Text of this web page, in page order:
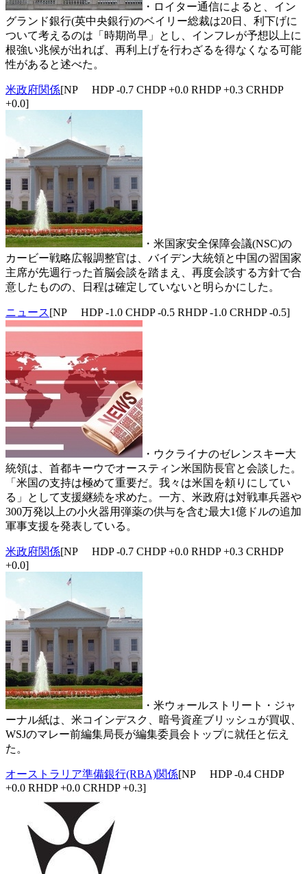
・ロイター通信によると、イン
グランド銀行(英中央銀行)のベイリー総裁は20日、利下げに
ついて考えるのは「時期尚早」とし、インフレが予想以上に
根強い兆候が出れば、再利上げを行わざるを得なくなる可能
性があると述べた。
米政府関係[NP HDP -0.7 CHDP +0.0 RHDP +0.3 CRHDP
+0.0]
・米国家安全保障会議(NSC)の
カービー戦略広報調整官は、バイデン大統領と中国の習国家
主席が先週行った首脳会談を踏まえ、再度会談する方針で合
意したものの、日程は確定していないと明らかにした。
ニュース[NP HDP -1.0 CHDP -0.5 RHDP -1.0 CRHDP -0.5]
・ウクライナのゼレンスキー大
統領は、首都キーウでオースティン米国防長官と会談した。
「米国の支持は極めて重要だ。我々は米国を頼りにしてい
る」として支援継続を求めた。一方、米政府は対戦車兵器や
300万発以上の小火器用弾薬の供与を含む最大1億ドルの追加
軍事支援を発表している。
米政府関係[NP HDP -0.7 CHDP +0.0 RHDP +0.3 CRHDP
+0.0]
・米ウォールストリート・ジャ
ーナル紙は、米コインデスク、暗号資産ブリッシュが買収、
WSJのマレー前編集局長が編集委員会トップに就任と伝え
た。
オーストラリア準備銀行(RBA)関係[NP HDP -0.4 CHDP
+0.0 RHDP +0.0 CRHDP +0.3]